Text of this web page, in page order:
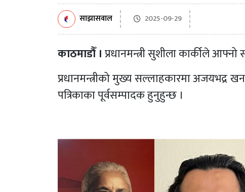
साझासवाल 2025-09-29
काठमाडौँ ।प्रधानमन्त्री सुशीला कार्कीले
प्रधानमन्त्रीको मुख्य सल्लाहकारमा अजयभद्र
पत्रिकाका पूर्वसम्पादक हुनुहुन्छ ।